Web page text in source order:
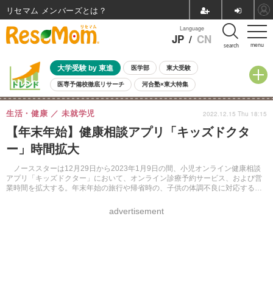
menu
Language
JP / CN search
大学受験 by 東進 医学部 東大受験
医専予備校徹底リサーチ 河合塾×東大特集
親子で考える大学選び 高校受験 中学受験 小学校受験
共通テスト 夏休み
8月開催イベント・WS 全国公立高校 過去問 人気記事
自由研究教材（小学生向け）
【年末年始】健康相談アプリ「キッズドクタ
ー」時間拡大
ノーススターは12月29日から2023年1月9日の間、小児オンライン健康相談
アプリ「キッズドクター」において、オンライン診療予約サービス、および営
業時間を拡大する。年末年始の旅行や帰省時の、子供の体調不良に対応する対
生活・健康 未就学児
advertisement
2022.12.15 Thu 18:15
リセマム メンバーズ